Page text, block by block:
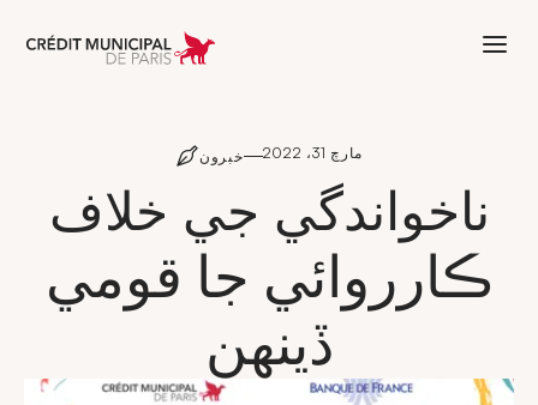
Aller à l'accueil de Crédit Municipal
خبرون مارچ 31، 2022
ناخواندگي جي خلاف
ڪارروائي جا قومي
ڏينهن